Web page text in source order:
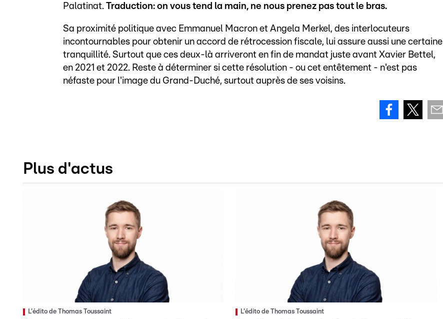
Palatinat. Traduction: on vous tend la main, ne nous prenez pas tout le bras.
Sa proximité politique avec Emmanuel Macron et Angela Merkel, des interlocuteurs
incontournables pour obtenir un accord de rétrocession fiscale, lui assure aussi une certaine
tranquillité. Surtout que ces deux-là arriveront en fin de mandat juste avant Xavier Bettel,
en 2021 et 2022. Reste à déterminer si cette résolution - ou cet entêtement - n'est pas
néfaste pour l'image du Grand-Duché, surtout auprès de ses voisins.
Plus d'actus
L'édito de Thomas Toussaint L'édito de Thomas Toussaint